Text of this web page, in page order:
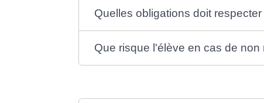
Quelles obligations doit
Que risque l'élève en cas de